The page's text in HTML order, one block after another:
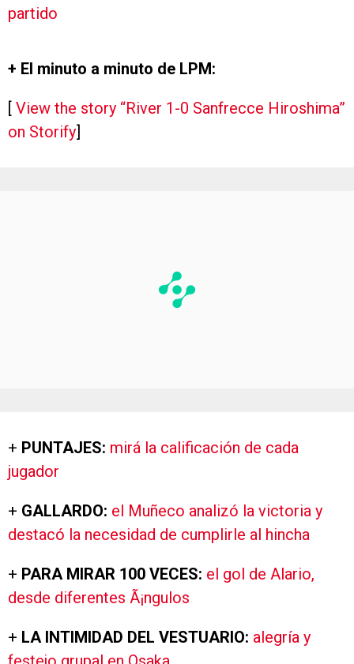
partido
+ El minuto a minuto de LPM:
[ View the story “River 1-0 Sanfrecce Hiroshima”
on Storify]
+ PUNTAJES: mirá la calificación de cada
jugador
+ GALLARDO: el Muñeco analizó la victoria y
destacó la necesidad de cumplirle al hincha
+ PARA MIRAR 100 VECES: el gol de Alario,
desde diferentes Ã¡ngulos
+ LA INTIMIDAD DEL VESTUARIO: alegría y